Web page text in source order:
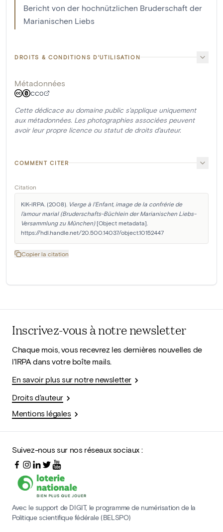
Bericht von der hochnützlichen Bruderschaft der
Marianischen Liebs
DROITS & CONDITIONS D'UTILISATION
Métadonnées
CC0
Cette dédicace au domaine public s'applique uniquement
aux métadonnées. Les photographies associées peuvent
avoir leur propre licence ou statut de droits d'auteur.
COMMENT CITER
Citation
KIK-IRPA. (2008). Vierge à l'Enfant, image de la confrérie de
l'amour marial (Bruderschafts-Büchlein der Marianischen Liebs-
Versammlung zu München) [Object metadata].
https://hdl.handle.net/20.500.14037/object.10152447
Copier la citation
Inscrivez-vous à notre newsletter
Chaque mois, vous recevrez les dernières nouvelles de
l'IRPA dans votre boîte mails.
En savoir plus sur notre newsletter
Droits d'auteur
Mentions légales
Suivez-nous sur nos réseaux sociaux :
Avec le support de DIGIT, le programme de numérisation de la
Politique scientifique fédérale (BELSPO)